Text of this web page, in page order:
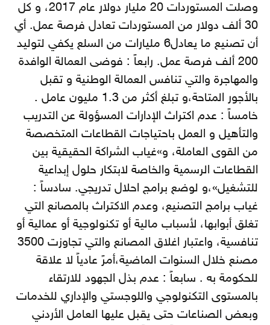
وصلت المستوردات 20 مليار دولار عام 2017، و كل
30 ألف دولار من المستوردات تعادل فرصة عمل. أي
أن تصنيع ما يعادل6 مليارات من السلع يكفي لتوليد
200 ألف فرصة عمل. رابعاً : فوضى العمالة الوافدة
والمهاجرة والتي تنافس العمالة الوطنية و تقبل
بالأجور المتاحة،و تبلغ أكثر من 1.3 مليون عامل .
خامساً : عدم اكتراث الإدارات المسؤولة عن التدريب
والتأهيل و العمل باحتياجات القطاعات المتخصصة
من القوى العاملة، و»غياب الشراكة الحقيقية بين
القطاعات الرسمية والخاصة لابتكار حلول إبداعية
للتشغيل»،و لوضع برامج احلال تدريجي. سادساً :
غياب برامج التصنيع، وعدم الاكتراث بالمصانع التي
تغلق أبوابها، لأسباب مالية أو تكنولوجية أو عمالية أو
تنافسية، واعتبار اغلاق المصانع والتي تجاوزت 3500
مصنع خلال السنوات الماضية،أمرً عادياً لا علاقة
للحكومة به . سابعاً : عدم بذل الجهود للارتقاء
بالمستوى التكنولوجي واللوجستي والإداري للخدمات
وبعض الصناعات حتى يقبل عليها العامل الأردني